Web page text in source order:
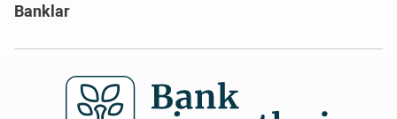
Banklar